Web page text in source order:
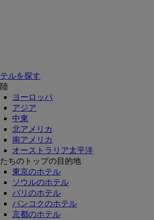
ルを探す
ヨーロッパ
アジア
中東
北アメリカ
南アメリカ
オーストラリア太平洋
ちのトップの目的地
東京のホテル
ソウルのホテル
パリのホテル
バンコクのホテル
京都のホテル